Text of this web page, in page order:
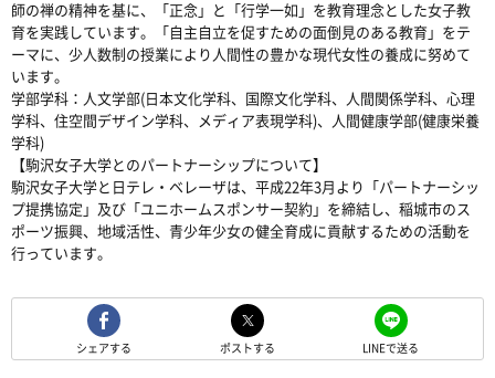
師の禅の精神を基に、「正念」と「行学一如」を教育理念とした女子教
育を実践しています。「自主自立を促すための面倒見のある教育」をテ
ーマに、少人数制の授業により人間性の豊かな現代女性の養成に努めて
います。
学部学科：人文学部(日本文化学科、国際文化学科、人間関係学科、心理
学科、住空間デザイン学科、メディア表現学科)、人間健康学部(健康栄養
学科)
【駒沢女子大学とのパートナーシップについて】
駒沢女子大学と日テレ・ベレーザは、平成22年3月より「パートナーシッ
プ提携協定」及び「ユニホームスポンサー契約」を締結し、稲城市のス
ポーツ振興、地域活性、青少年少女の健全育成に貢献するための活動を
行っています。
シェアする ポストする LINEで送る